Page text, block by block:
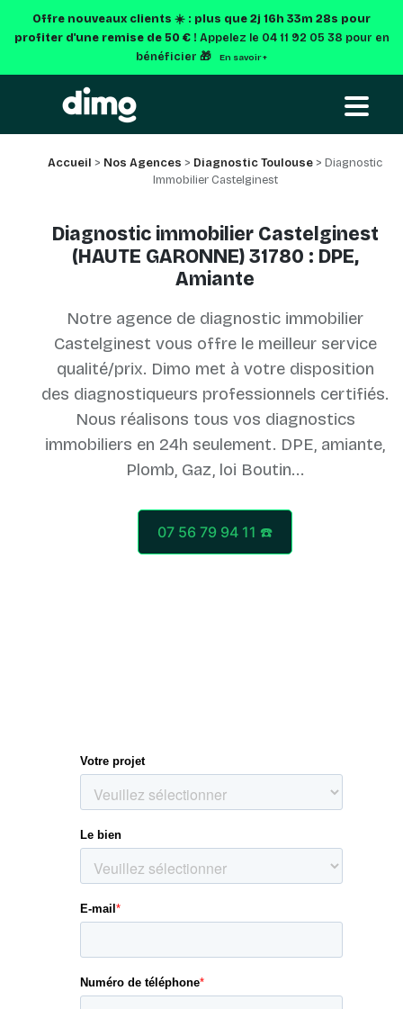
Offre nouveaux clients ☀️ : plus que 2j 16h 33m 28s pour
profiter d'une remise de 50 € ! Appelez le 04 11 92 05 38 pour en
bénéficier 🎁
En savoir +
Accueil > Nos Agences > Diagnostic Toulouse> Diagnostic
Immobilier Castelginest
Diagnostic immobilier Castelginest
(HAUTE GARONNE) 31780 : DPE,
Amiante
Notre agence de diagnostic immobilier
Castelginest vous offre le meilleur service
qualité/prix. Dimo met à votre disposition
des diagnostiqueurs professionnels certifiés.
Nous réalisons tous vos diagnostics
immobiliers en 24h seulement. DPE, amiante,
07 56 79 94 11 ☎️